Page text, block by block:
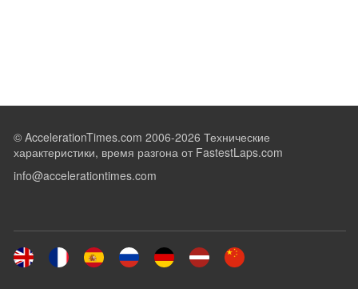
© AccelerationTimes.com 2006-2026 Технические
характеристики, время разгона от FastestLaps.com
info@accelerationtimes.com